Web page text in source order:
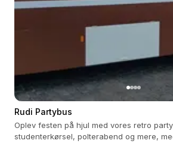
Rudi Partybus
Oplev festen på hjul med vores retro
studenterkørsel, polterabend og mere,